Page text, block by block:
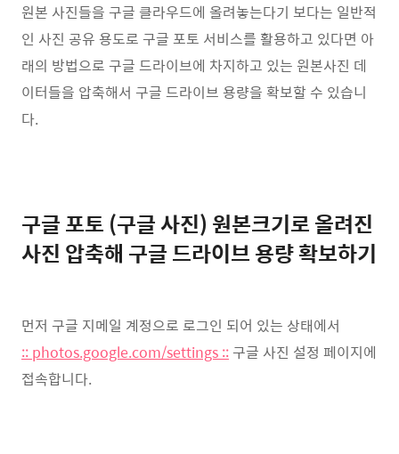
원본 사진들을 구글 클라우드에 올려놓는다기 보다는 일반적
인 사진 공유 용도로 구글 포토 서비스를 활용하고 있다면 아
래의 방법으로 구글 드라이브에 차지하고 있는 원본사진 데
이터들을 압축해서 구글 드라이브 용량을 확보할 수 있습니
다.
구글 포토 (구글 사진) 원본크기로 올려진
사진 압축해 구글 드라이브 용량 확보하기
먼저 구글 지메일 계정으로 로그인 되어 있는 상태에서
:: photos.google.com/settings :: 구글 사진 설정 페이지에
접속합니다.